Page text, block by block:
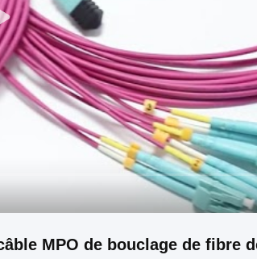
MPO de bouclage de fibre